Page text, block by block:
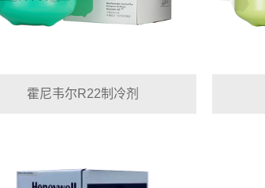
霍尼韦尔R22制冷剂